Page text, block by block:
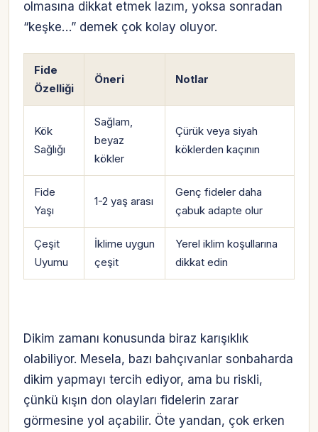
olmasına dikkat etmek lazım, yoksa sonradan
“keşke…” demek çok kolay oluyor.
Fide
Özelliği
Öneri Notlar
Kök
Sağlığı
Sağlam,
beyaz
kökler
Çürük veya siyah
köklerden kaçının
Fide
Yaşı
1-2 yaş arası
Genç fideler daha
çabuk adapte olur
Çeşit
Uyumu
İklime uygun
çeşit
Yerel iklim koşullarına
dikkat edin
Dikim zamanı konusunda biraz karışıklık
olabiliyor. Mesela, bazı bahçıvanlar sonbaharda
dikim yapmayı tercih ediyor, ama bu riskli,
çünkü kışın don olayları fidelerin zarar
görmesine yol açabilir. Öte yandan, çok erken